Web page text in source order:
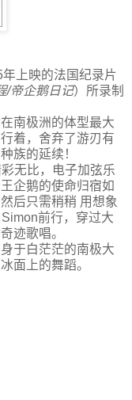
上映的法国纪录片
/帝企鹅日记）所录制
南极洲的体型最大
着，舍弃了游刃有
族的延续！
无比，电子加弦乐
企鹅的使命归宿如
后只需稍稍 用想象
前行，穿过大
迹歌唱。
于白茫茫的南极大
面上的舞蹈。